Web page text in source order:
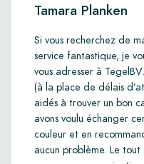
Tamara Planken
Si vous recherchez de
service fantastique, je
vous adresser à
(à la place de délais
aidés à trouver un bon
avons voulu échanger
couleur et en
aucun problème. Le